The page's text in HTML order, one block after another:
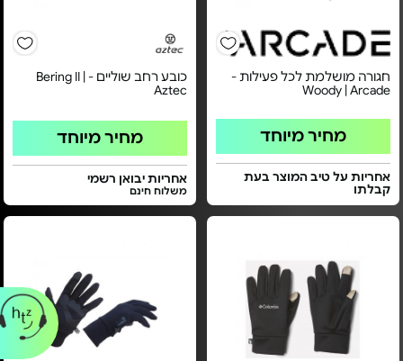
חגורה מושלמת לכל פעילות -
Woody | Arcade
מחיר מיוחד
אחריות על טיב המוצר בעת
קבלתו
כובע רחב שוליים - Bering II |
Aztec
מחיר מיוחד
אחריות יבואן רשמי
משלוח חינם